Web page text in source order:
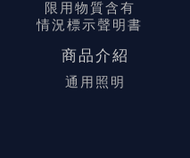
限用物質含有
情況標示聲明書
商品介紹
通用照明